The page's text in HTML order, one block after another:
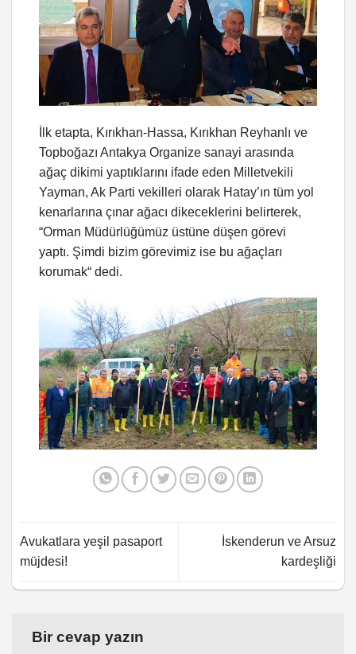
İlk etapta, Kırıkhan-Hassa, Kırıkhan Reyhanlı ve
Topboğazı Antakya Organize sanayi arasında
ağaç dikimi yaptıklarını ifade eden Milletvekili
Yayman, Ak Parti vekilleri olarak Hatay’ın tüm yol
kenarlarına çınar ağacı dikeceklerini belirterek,
“Orman Müdürlüğümüz üstüne düşen görevi
yaptı. Şimdi bizim görevimiz ise bu ağaçları
korumak“ dedi.
Avukatlara yeşil pasaport
müjdesi!
İskenderun ve Arsuz
kardeşliği
Bir cevap yazın